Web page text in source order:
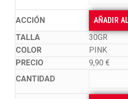
AÑADIR
30GR
PINK
9,90 €